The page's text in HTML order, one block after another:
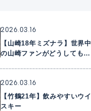
2026.03.16
【山崎18年ミズナラ】世界中
の山崎ファンがどうしても手
2026.03.16
【竹鶴21年】飲みやすいウイ
スキー